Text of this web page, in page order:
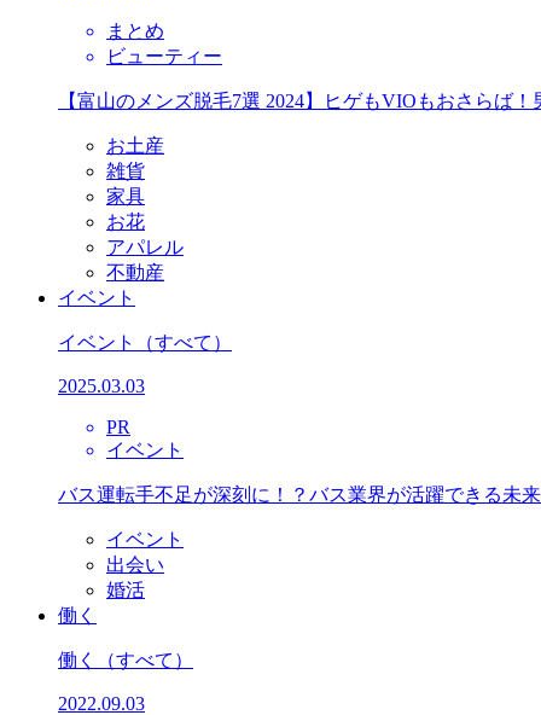
まとめ
ビューティー
【富山のメンズ脱毛7選 2024】ヒゲもVIOもおさらば
お土産
雑貨
家具
お花
アパレル
不動産
イベント
イベント （すべて）
2025.03.03
PR
イベント
バス運転手不足が深刻に！？バス業界が活躍できる未
イベント
出会い
婚活
働く
働く （すべて）
2022.09.03